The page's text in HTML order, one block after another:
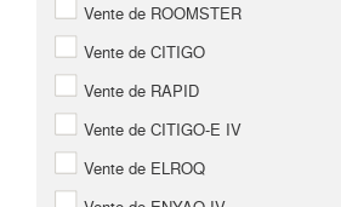
Vente de ROOMSTER
Vente de CITIGO
Vente de RAPID
Vente de CITIGO-E IV
Vente de ELROQ